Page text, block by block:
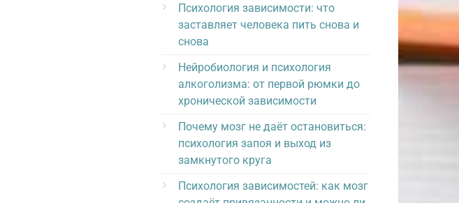
Психология зависимости: что
заставляет человека пить снова и
снова
Нейробиология и психология
алкоголизма: от первой рюмки до
хронической зависимости
Почему мозг не даёт остановиться:
психология запоя и выход из
замкнутого круга
Психология зависимостей: как мозг